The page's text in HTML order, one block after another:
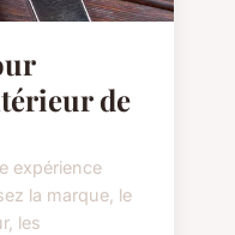
de
expérience
la marque, le
les